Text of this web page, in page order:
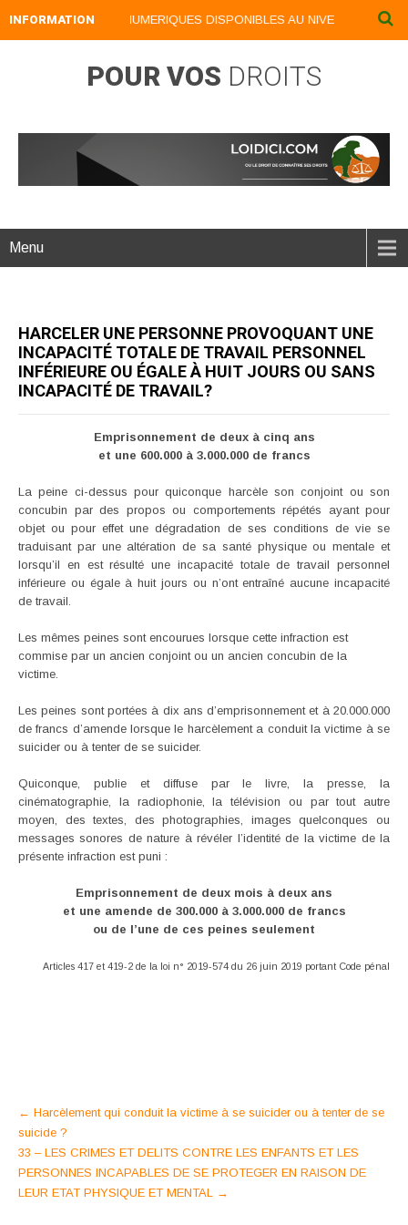
INFORMATION
NOS LIVRES NUMERIQUES DISPONIBLES AU NIVEAU DU
POUR VOS DROITS
Menu
HARCELER UNE PERSONNE PROVOQUANT UNE
INCAPACITÉ TOTALE DE TRAVAIL PERSONNEL
INFÉRIEURE OU ÉGALE À HUIT JOURS OU SANS
INCAPACITÉ DE TRAVAIL?
Emprisonnement de deux à cinq ans
et une 600.000 à 3.000.000 de francs
La peine ci-dessus pour quiconque harcèle son conjoint ou son
concubin par des propos ou comportements répétés ayant pour
objet ou pour effet une dégradation de ses conditions de vie se
traduisant par une altération de sa santé physique ou mentale et
lorsqu’il en est résulté une incapacité totale de travail personnel
inférieure ou égale à huit jours ou n’ont entraîné aucune incapacité
de travail.
Les mêmes peines sont encourues lorsque cette infraction est
commise par un ancien conjoint ou un ancien concubin de la
victime.
Les peines sont portées à dix ans d’emprisonnement et à 20.000.000
de francs d’amende lorsque le harcèlement a conduit la victime à se
suicider ou à tenter de se suicider.
Quiconque, publie et diffuse par le livre, la presse, la
cinématographie, la radiophonie, la télévision ou par tout autre
moyen, des textes, des photographies, images quelconques ou
messages sonores de nature à révéler l’identité de la victime de la
présente infraction est puni :
Emprisonnement de deux mois à deux ans
et une amende de 300.000 à 3.000.000 de francs
ou de l’une de ces peines seulement
Articles 417 et 419-2 de la loi n° 2019-574 du 26 juin 2019 portant Code pénal
Post
navigation
← Harcèlement qui conduit la victime à se suicider ou à tenter de se
suicide ?
33 – LES CRIMES ET DELITS CONTRE LES ENFANTS ET LES
PERSONNES INCAPABLES DE SE PROTEGER EN RAISON DE
LEUR ETAT PHYSIQUE ET MENTAL
→